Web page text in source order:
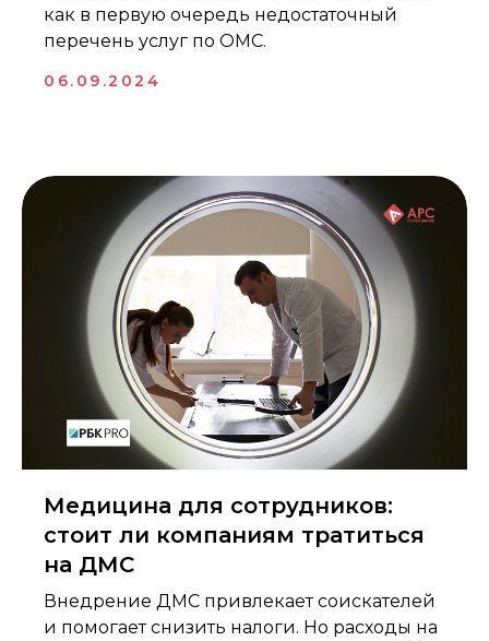
как в первую очередь недостаточный
перечень услуг по ОМС.
06.09.2024
Медицина для сотрудников:
стоит ли компаниям тратиться
на ДМС
Внедрение ДМС привлекает соискателей
и помогает снизить налоги. Но расходы на
Часто задаваемые вопросы о ДМС
Страхование гражданской ответственности
Страхование имущества
Страхование СМР
Команда
Контакты
Добровольное медицинское
страхование
Страховые услуги
Наша компания
Контакты